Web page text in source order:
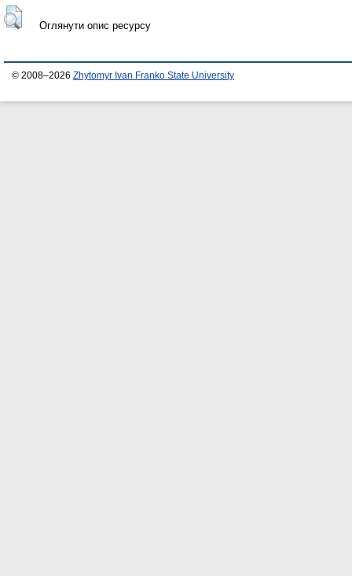
Оглянути опис ресурсу
© 2008–2026 Zhytomyr Ivan Franko State University